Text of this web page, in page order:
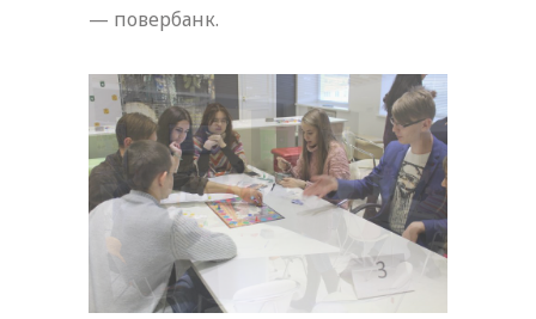
— повербанк.